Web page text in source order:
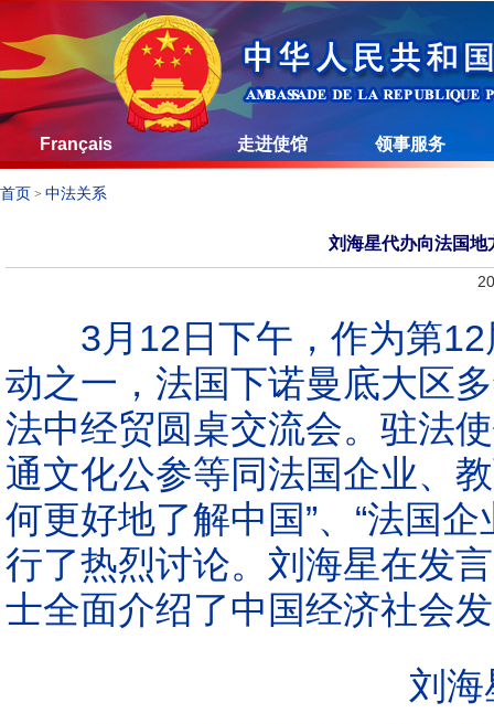
Français 走进使馆 领事服务
首页 > 中法关系
刘海星代办向法国地
3月12日下午，作为第12
动之一，法国下诺曼底大区
法中经贸圆桌交流会。驻法
通文化公参等同法国企业、
何更好地了解中国”、“法国
行了热烈讨论。刘海星在发
士全面介绍了中国经济社会
刘